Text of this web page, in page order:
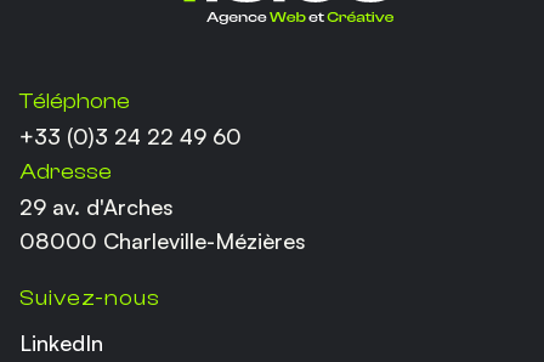
Coordonnées
Téléphone
+33 (0)3 24 22 49 60
Adresse
29 av. d'Arches
08000 Charleville-Mézières
Suivez-nous
LinkedIn